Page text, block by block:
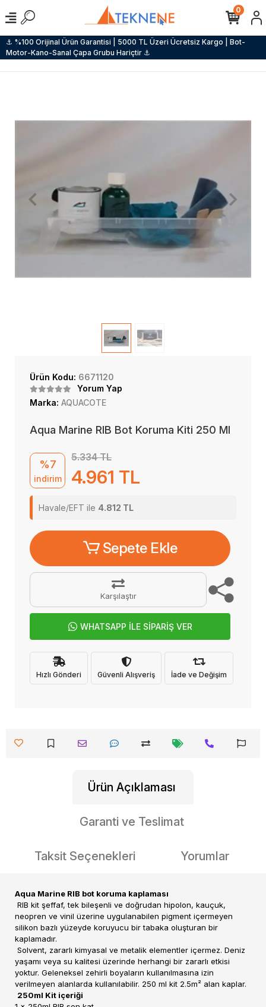
⚓ %100 Orijinal Ürün Garantisi | 5000 TL Üzeri Ücretsiz Kargo | Bot-
Motor-Kano-Sanal Çapa Grubu Hariçtir ⚓
0
Ürün Kodu: 6671120
Yorum Yap
Marka: AQUACOTE
Aqua Marine RIB Bot Koruma Kiti 250 Ml
%7
indirim
5.334 TL
4.961 TL
Havale/EFT ile 4.812 TL
Sepete Ekle
Karşılaştır
WHATSAPP İLE SİPARİŞ VER
Hızlı Gönderi Güvenli Alışveriş İade ve Değişim
Ürün Açıklaması
Garanti ve Teslimat
Taksit Seçenekleri Yorumlar
Aqua Marine RIB bot koruma kaplaması
RIB kit şeffaf, tek bileşenli ve doğrudan hipolon, kauçuk,
neopren ve vinil üzerine uygulanabilen pigment içermeyen
silikon bazlı yüzeyde koruyucu bir tabaka oluşturan bir
kaplamadır.
Solvent, zararlı kimyasal ve metalik elementler içermez. Deniz
yaşamı veya su kalitesi üzerinde herhangi bir zararlı etkisi
yoktur. Geleneksel zehirli boyaların kullanılmasına izin
verilmeyen alanlarda kullanılabilir. 250 ml kit 2.5m² alan kaplar.
250ml Kit içeriği